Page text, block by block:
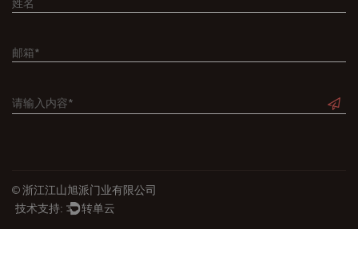
© 浙江江山旭派门业有限公司
技术支持: 转单云